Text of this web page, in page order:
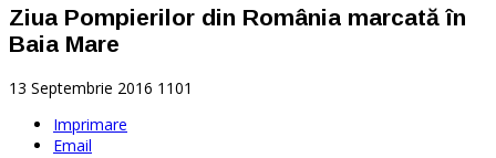
Ziua Pompierilor din România marcată în
Baia Mare
13 Septembrie 2016 1101
Imprimare
Email